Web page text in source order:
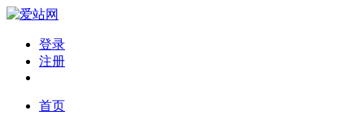
登录
注册
首页